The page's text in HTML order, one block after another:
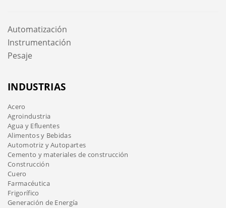
Automatización
Instrumentación
Pesaje
INDUSTRIAS
Acero
Agroindustria
Agua y Efluentes
Alimentos y Bebidas
Automotriz y Autopartes
Cemento y materiales de construcción
Construcción
Cuero
Farmacéutica
Frigorífico
Generación de Energía